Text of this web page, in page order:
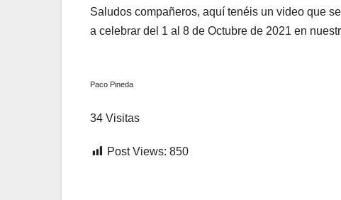
Saludos compañeros, aquí tenéis un video que
a celebrar del 1 al 8 de Octubre de 2021 en
Paco Pineda
34 Visitas
Post Views: 850